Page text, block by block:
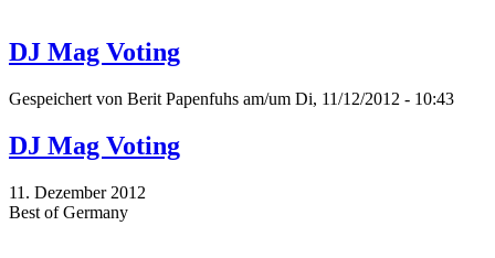
DJ Mag Voting
Gespeichert von Berit Papenfuhs am/um Di, 11/12/2012 - 10:43
DJ Mag Voting
11. Dezember 2012
Best of Germany